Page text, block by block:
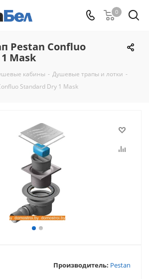
0
Pestan Confluo
Mask
кабины - Душевые трапы и лотки -
Standard Dry 1 Mask
Производитель: Pestan